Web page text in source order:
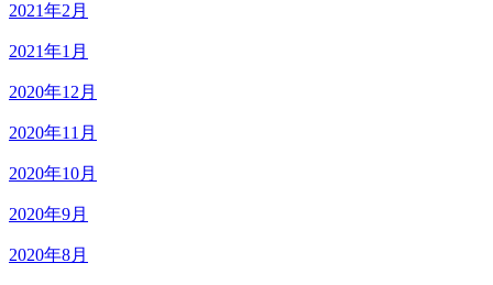
2021年2月
2021年1月
2020年12月
2020年11月
2020年10月
2020年9月
2020年8月